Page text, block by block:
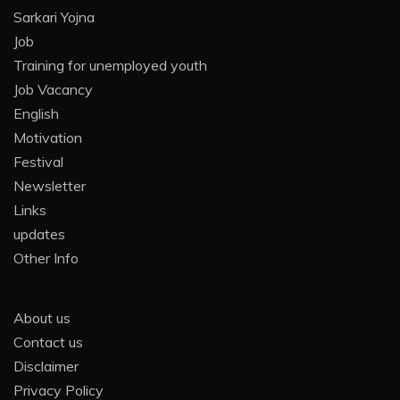
Sarkari Yojna
Job
Training for unemployed youth
Job Vacancy
English
Motivation
Festival
Newsletter
Links
updates
Other Info
About us
Contact us
Disclaimer
Privacy Policy